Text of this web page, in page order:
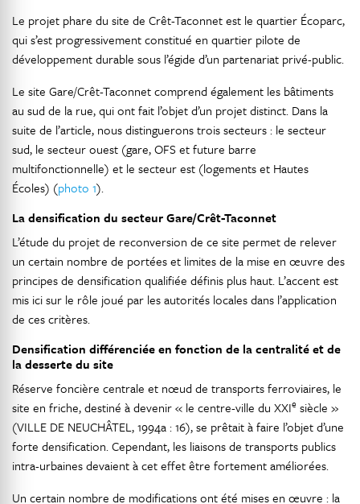
Le projet phare du site de Crêt-Taconnet est le quartier Écoparc,
qui s’est progressivement constitué en quartier pilote de
développement durable sous l’égide d’un partenariat privé-public.
Le site Gare/Crêt-Taconnet comprend également les bâtiments
au sud de la rue, qui ont fait l’objet d’un projet distinct. Dans la
suite de l’article, nous distinguerons trois secteurs : le secteur
sud, le secteur ouest (gare, OFS et future barre
multifonctionnelle) et le secteur est (logements et Hautes
Écoles) (photo 1).
La densification du secteur Gare/Crêt-Taconnet
L’étude du projet de reconversion de ce site permet de relever
un certain nombre de portées et limites de la mise en œuvre des
principes de densification qualifiée définis plus haut. L’accent est
mis ici sur le rôle joué par les autorités locales dans l’application
de ces critères.
Densification différenciée en fonction de la centralité et de
la desserte du site
Réserve foncière centrale et nœud de transports ferroviaires, le
site en friche, destiné à devenir « le centre-ville du XXIe siècle »
(VILLE DE NEUCHÂTEL, 1994a : 16), se prêtait à faire l’objet d’une
forte densification. Cependant, les liaisons de transports publics
intra-urbaines devaient à cet effet être fortement améliorées.
Un certain nombre de modifications ont été mises en œuvre : la